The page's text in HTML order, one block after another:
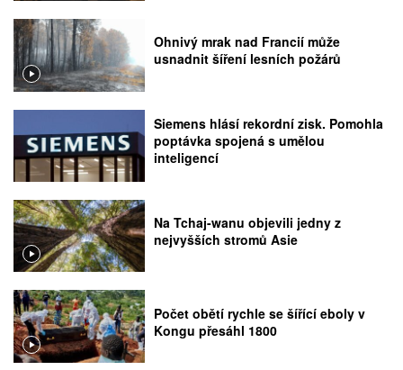
Ohnivý mrak nad Francií může
usnadnit šíření lesních požárů
Siemens hlásí rekordní zisk. Pomohla
poptávka spojená s umělou
inteligencí
Na Tchaj-wanu objevili jedny z
nejvyšších stromů Asie
Počet obětí rychle se šířící eboly v
Kongu přesáhl 1800